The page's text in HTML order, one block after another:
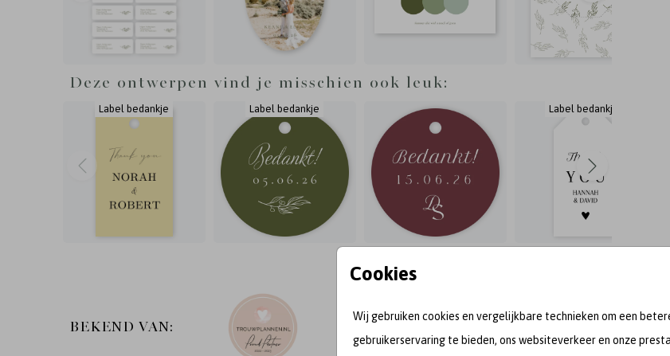
Cookies
Wij gebruiken cookies en vergelijkbare technieken om een
gebruikerservaring te bieden, ons websiteverkeer en onze
Deze ontwerpen vind je misschien ook leuk:
Label bedankje Label bedankje Label bedankjes
BEKEND VAN: